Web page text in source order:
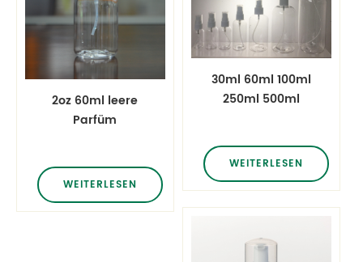
2oz 60ml leere
Parfüm
Kosmetik
Verpackung
Haustier Flasche
WEITERLESEN
30ml 60ml 100ml
250ml 500ml
sprayer
WEITERLESEN